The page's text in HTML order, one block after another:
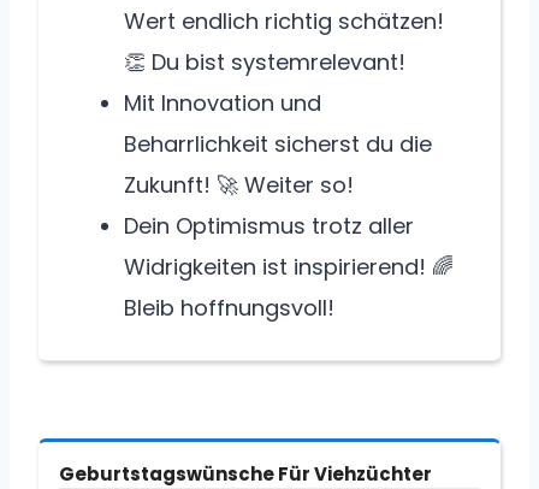
Wert endlich richtig schätzen!
👏 Du bist systemrelevant!
Mit Innovation und
Beharrlichkeit sicherst du die
Zukunft! 🚀 Weiter so!
Dein Optimismus trotz aller
Widrigkeiten ist inspirierend! 🌈
Bleib hoffnungsvoll!
Geburtstagswünsche Für Viehzüchter